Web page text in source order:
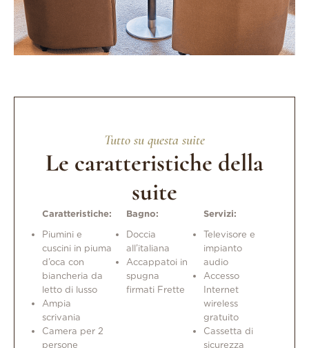
Tutto su questa suite
Le caratteristiche della
suite
Caratteristiche:
Piumini e
cuscini in piuma
d’oca con
biancheria da
letto di lusso
Ampia
scrivania
Camera per 2
persone
Bagno:
Doccia
all’italiana
Accappatoi in
spugna
firmati Frette
Servizi:
Televisore e
impianto
audio
Accesso
Internet
wireless
gratuito
Cassetta di
sicurezza